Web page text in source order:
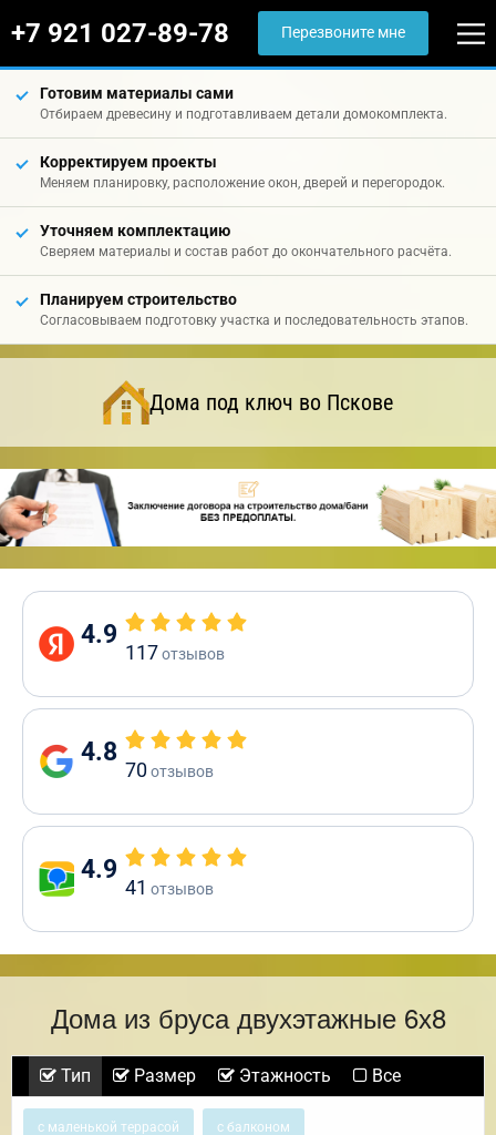
+7 921 027-89-78 Перезвоните мне
Готовим материалы сами
Отбираем древесину и подготавливаем детали домокомплекта.
Корректируем проекты
Меняем планировку, расположение окон, дверей и перегородок.
Уточняем комплектацию
Сверяем материалы и состав работ до окончательного расчёта.
Планируем строительство
Согласовываем подготовку участка и последовательность этапов.
Дома под ключ во Пскове
4.9
117отзывов
4.8
70отзывов
4.9
41 отзывов
Дома из бруса двухэтажные 6х8
Тип Размер Этажность Все
с маленькой террасой с балконом